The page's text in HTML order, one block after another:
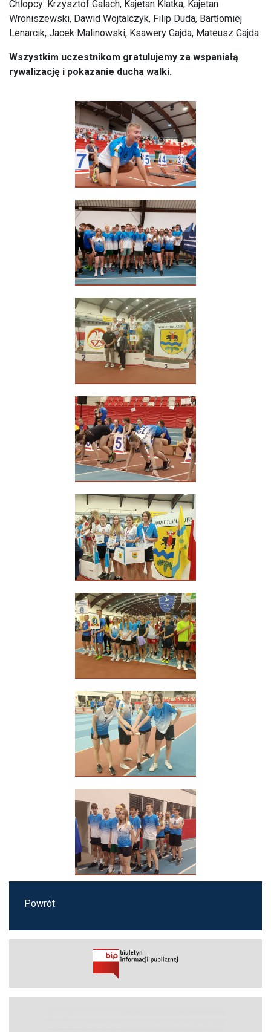
Chłopcy: Krzysztof Galach, Kajetan Klatka, Kajetan
Wroniszewski, Dawid Wojtalczyk, Filip Duda, Bartłomiej
Lenarcik, Jacek Malinowski, Ksawery Gajda, Mateusz Gajda.
Wszystkim uczestnikom gratulujemy za wspaniałą
rywalizację i pokazanie ducha walki.
Powrót